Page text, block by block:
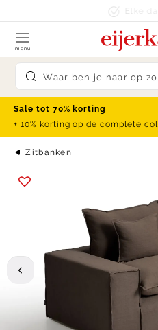
Submit search
menu
Sale tot 70% korting
+ 10% korting op de complete
Zitbanken